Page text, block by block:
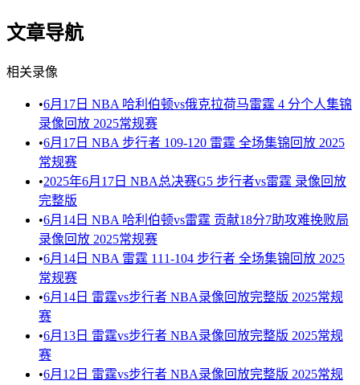
文章导航
相关录像
•6月17日 NBA 哈利伯顿vs俄克拉荷马雷霆 4 分个人集锦
录像回放 2025常规赛
•6月17日 NBA 步行者 109-120 雷霆 全场集锦回放 2025
常规赛
•2025年6月17日 NBA总决赛G5 步行者vs雷霆 录像回放
完整版
•6月14日 NBA 哈利伯顿vs雷霆 贡献18分7助攻难挽败局
录像回放 2025常规赛
•6月14日 NBA 雷霆 111-104 步行者 全场集锦回放 2025
常规赛
•6月14日 雷霆vs步行者 NBA录像回放完整版 2025常规
赛
•6月13日 雷霆vs步行者 NBA录像回放完整版 2025常规
赛
•6月12日 雷霆vs步行者 NBA录像回放完整版 2025常规